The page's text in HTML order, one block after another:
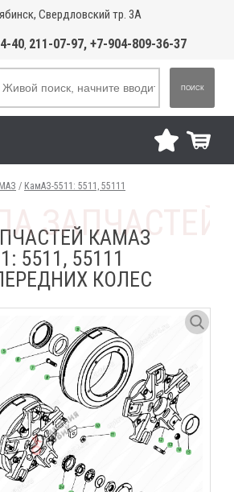
Свердловский тр. 3А
40, 211-07-97, +7-904-809-36-37
ПОИСК
/ КамАЗ-5511: 5511, 55111
КАМАЗ
5511, 55111
КОЛЕС